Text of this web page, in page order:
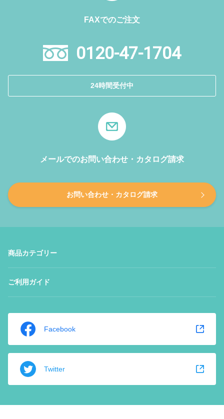
FAXでのご注文
0120-47-1704
24時間受付中
メールでのお問い合わせ・カタログ請求
お問い合わせ・カタログ請求
商品カテゴリー
ご利用ガイド
Facebook
Twitter